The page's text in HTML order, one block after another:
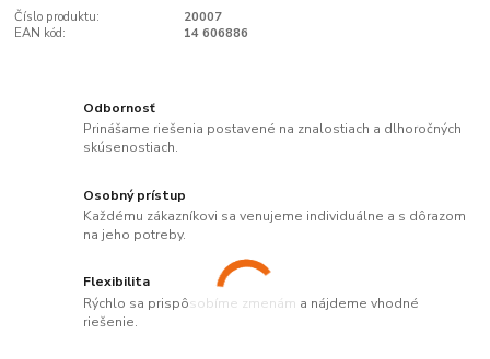
Číslo produktu:
20007
EAN kód:
14 606886
Odbornosť
Prinášame riešenia postavené na znalostiach a dlhoročných
skúsenostiach.
Osobný prístup
Každému zákazníkovi sa venujeme individuálne a s dôrazom
na jeho potreby.
Flexibilita
Rýchlo sa prispôsobíme zmenám a nájdeme vhodné
riešenie.